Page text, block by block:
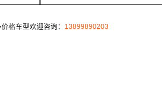
格车型欢迎咨询： 13899890203